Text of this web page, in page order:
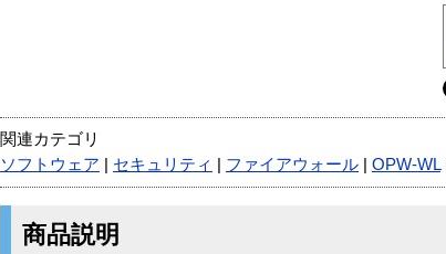
関連カテゴリ
ソフトウェア
セキュリティ ファイアウォール OPW-WL|
商品説明